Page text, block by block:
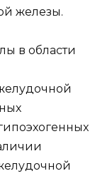
железы.
в области